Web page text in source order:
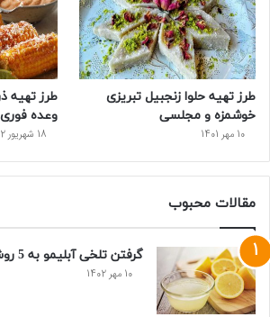
طرز تهیه حلوا زنجبیل تبریزی
خوشمزه و مجلسی
10 مهر 1401
طرز تهیه
وعده
18 شهریور 1402
مقالات محبوب
گرفتن تلخی آبلیمو به 5 روش ساده و فوری
10 مهر 1402